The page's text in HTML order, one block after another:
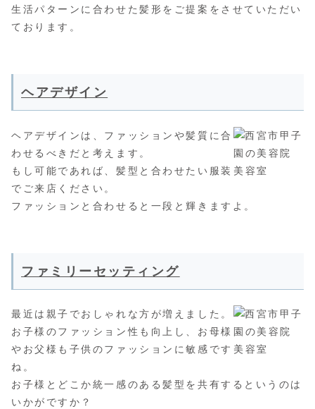
生活パターンに合わせた髪形をご提案をさせていただい
ております。
ヘアデザイン
ヘアデザインは、ファッションや髪質に合
わせるべきだと考えます。
もし可能であれば、髪型と合わせたい服装
でご来店ください。
ファッションと合わせると一段と輝きますよ。
ファミリーセッティング
最近は親子でおしゃれな方が増えました。
お子様のファッション性も向上し、お母様
やお父様も子供のファッションに敏感です
ね。
お子様とどこか統一感のある髪型を共有するというのは
いかがですか？